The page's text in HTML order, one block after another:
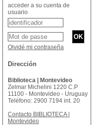
acceder a su cuenta de
usuario
Olvidé mi contraseña
Dirección
Biblioteca | Montevideo
Zelmar Michelini 1220 C.P
11100 - Montevideo - Uruguay
Teléfono: 2900 7194 int. 20
Contacto BIBLIOTECA |
Montevideo